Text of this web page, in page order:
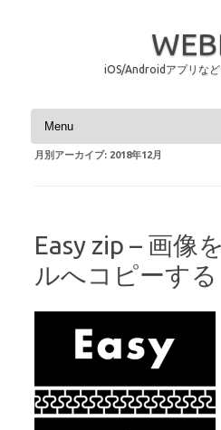
iOS/Androidアプリな
コンテンツへスキップ
月別アーカイブ: 2018年12月
Easy zip – 画像
ルへコピーする